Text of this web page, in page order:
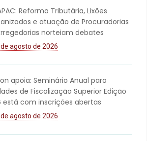
Reforma Tributária, Lixões
e atuação de Procuradorias
norteiam debates
agosto de 2026
apoia: Seminário Anual para
de Fiscalização Superior Edição
está com inscrições abertas
agosto de 2026